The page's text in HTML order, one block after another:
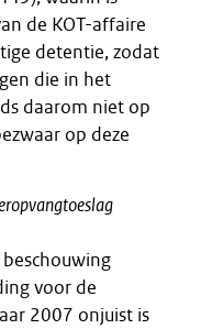
de KOT-affaire
detentie, zodat
die in het
daarom niet op
op deze
voor de
2007 onjuist is